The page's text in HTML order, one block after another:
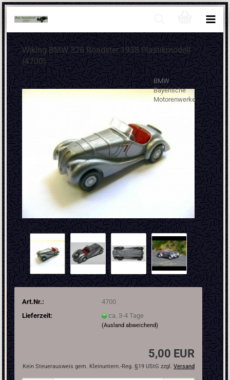
Wiking BMW 328 Roadster 1938 Plastikmodell
(4700)
BMW
Bayerische
Motorenwerke
Art.Nr.:
4700
Lieferzeit:
ca. 3-4 Tage
(Ausland abweichend)
5,00 EUR
Kein Steuerausweis gem. Kleinuntern.-Reg. §19 UStG zzgl. Versand